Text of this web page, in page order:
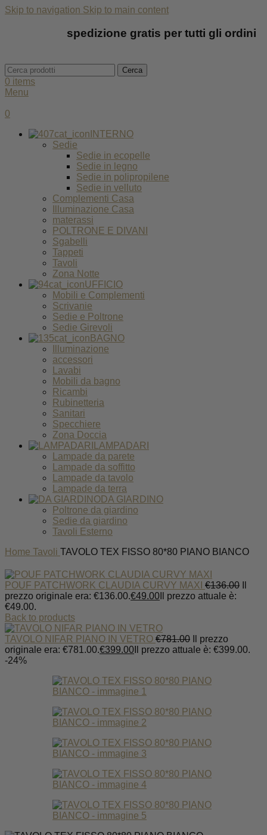
Skip to navigation Skip to main content
spedizione gratis per tutti gli ordini
Cerca
0 items
Menu
0
INTERNO
Sedie
Sedie in ecopelle
Sedie in legno
Sedie in polipropilene
Sedie in velluto
Complementi Casa
Illuminazione Casa
materassi
POLTRONE E DIVANI
Sgabelli
Tappeti
Tavoli
Zona Notte
UFFICIO
Mobili e Complementi
Scrivanie
Sedie e Poltrone
Sedie Girevoli
BAGNO
Illuminazione
accessori
Lavabi
Mobili da bagno
Ricambi
Rubinetteria
Sanitari
Specchiere
Zona Doccia
LAMPADARI
Lampade da parete
Lampade da soffitto
Lampade da tavolo
Lampade da terra
DA GIARDINO
Poltrone da giardino
Sedie da giardino
Tavoli Esterno
Home Tavoli TAVOLO TEX FISSO 80*80 PIANO BIANCO
POUF PATCHWORK CLAUDIA CURVY MAXI €136.00
prezzo originale era: €136.00.€49.00 Il prezzo attuale è:
€49.00.
Back to products
TAVOLO NIFAR PIANO IN VETRO €781.00
Il prezzo
originale era: €781.00.€399.00 Il prezzo attuale è: €399.00.
-24%